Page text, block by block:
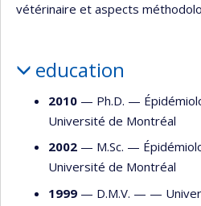
vétérinaire et aspects
education
2010 — Ph.D. —
Université de Montréal
2002 — M.Sc. —
Université de Montréal
1999 — D.M.V. — —